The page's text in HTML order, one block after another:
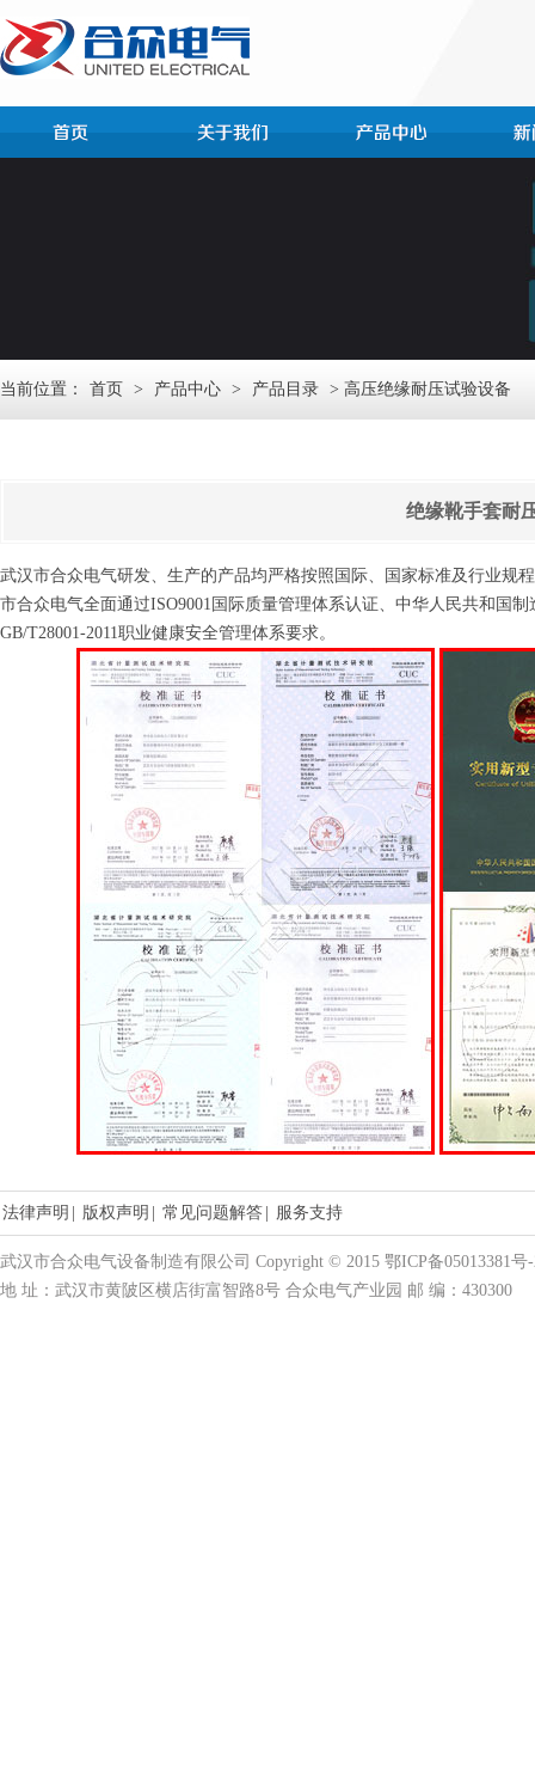
当前位置： 首页 > 产品中心 > 产品目录 > 高压绝缘耐压试验设备
绝缘靴手套耐
武汉市合众电气研发、生产的产品均严格按照国际、国家标准及行业规
市合众电气全面通过ISO9001国际质量管理体系认证、中华人民共和国
GB/T28001-2011职业健康安全管理体系要求。
法律声明 版权声明 常见问题解答 服务支持
武汉市合众电气设备制造有限公司 Copyright © 2015 鄂ICP备05013381号
地 址：武汉市黄陂区横店街富智路8号 合众电气产业园 邮 编：430300